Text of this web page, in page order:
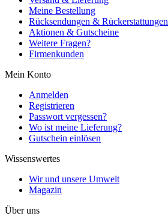
Meine Bestellung
Rücksendungen & Rückerstattungen
Aktionen & Gutscheine
Weitere Fragen?
Firmenkunden
Mein Konto
Anmelden
Registrieren
Passwort vergessen?
Wo ist meine Lieferung?
Gutschein einlösen
Wissenswertes
Wir und unsere Umwelt
Magazin
Über uns